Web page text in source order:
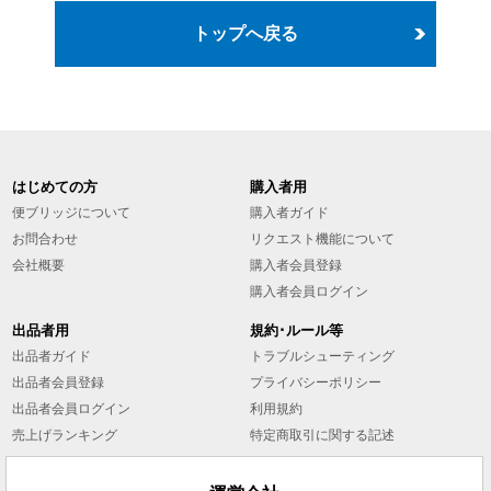
トップへ戻る
はじめての方
便ブリッジについて
お問合わせ
会社概要
購入者用
購入者ガイド
リクエスト機能について
購入者会員登録
購入者会員ログイン
出品者用
出品者ガイド
出品者会員登録
出品者会員ログイン
売上げランキング
規約･ルール等
トラブルシューティング
プライバシーポリシー
利用規約
特定商取引に関する記述